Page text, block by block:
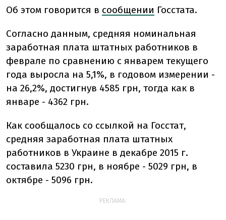
Об этом говорится в сообщении Госстата.
Согласно данным, средняя номинальная
заработная плата штатных работников в
феврале по сравнению с январем текущего
года выросла на 5,1%, в годовом измерении -
на 26,2%, достигнув 4585 грн, тогда как в
январе - 4362 грн.
Как сообщалось со ссылкой на Госстат,
средняя заработная плата штатных
работников в Украине в декабре 2015 г.
составила 5230 грн, в ноябре - 5029 грн, в
октябре - 5096 грн.
РЕКЛАМА: